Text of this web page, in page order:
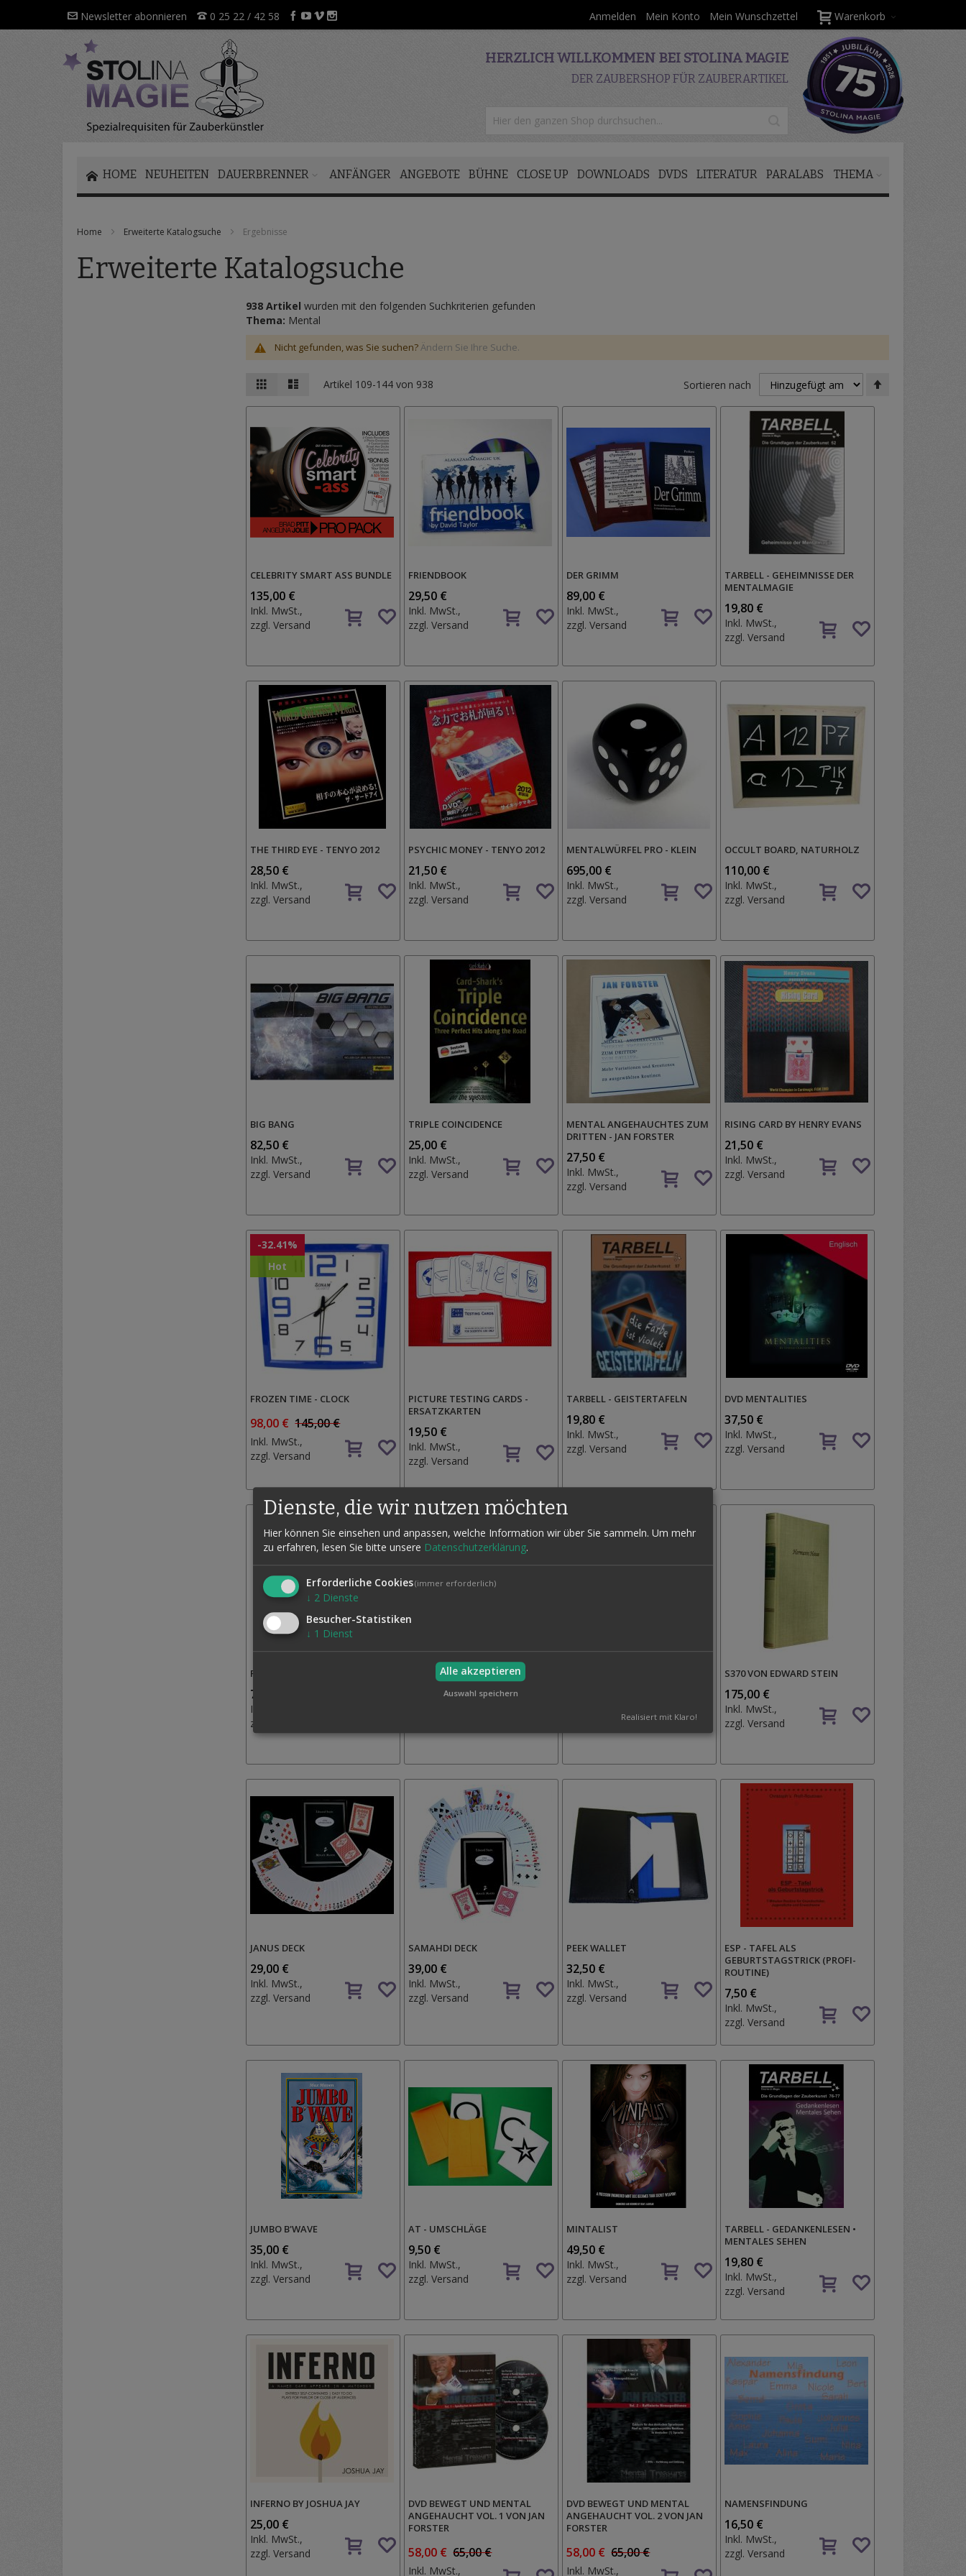
Direkt
Inhalt
Newsletter abonnieren 0 25 22 / 42 58 Warenkorb
Anmelden Mein Konto Mein Wunschzettel
HERZLICH WILLKOMMEN BEI STOLINA MAGIE
DER ZAUBERSHOP FÜR ZAUBERARTIKEL
HOME NEUHEITEN DAUERBRENNER ANFÄNGER ANGEBOTE BÜHNE CLOSE UP DOWNLOADS DVDS LITERATUR PARALABS THEMA
Home Erweiterte Katalogsuche Ergebnisse
Erweiterte Katalogsuche
938 Artikel wurden mit den folgenden Suchkriterien gefunden
Thema: Mental
Nicht gefunden, was Sie suchen?Ändern Sie Ihre Suche.
Ansicht
als
Raster Artikel 109-144 von 938 Sortieren nach
CELEBRITY SMART ASS BUNDLE
135,00 €
Inkl. MwSt.,
zzgl.Versand
Auf
den
Wunschzettel
FRIENDBOOK
29,50 €
Inkl. MwSt.,
zzgl.Versand
Auf
den
Wunschzettel
DER GRIMM
89,00 €
Inkl. MwSt.,
zzgl.Versand
Auf
den
Wunschzettel
TARBELL - GEHEIMNISSE DER
MENTALMAGIE
19,80 €
Inkl. MwSt.,
zzgl.Versand
Auf
den
THE THIRD EYE - TENYO 2012
28,50 €
Inkl. MwSt.,
zzgl.Versand
Auf
den
Wunschzettel
PSYCHIC MONEY - TENYO 2012
21,50 €
Inkl. MwSt.,
zzgl.Versand
Auf
den
Wunschzettel
MENTALWÜRFEL PRO - KLEIN
695,00 €
Inkl. MwSt.,
zzgl.Versand
Auf
den
Wunschzettel
OCCULT BOARD, NATURHOLZ
110,00 €
Inkl. MwSt.,
zzgl.Versand
Auf
den
BIG BANG
82,50 €
Inkl. MwSt.,
zzgl.Versand
Auf
den
Wunschzettel
TRIPLE COINCIDENCE
25,00 €
Inkl. MwSt.,
zzgl.Versand
Auf
den
Wunschzettel
MENTAL ANGEHAUCHTES ZUM
DRITTEN - JAN FORSTER
27,50 €
Inkl. MwSt.,
zzgl.Versand
Auf
den
RISING CARD BY HENRY EVANS
21,50 €
Inkl. MwSt.,
zzgl.Versand
Auf
den
-32.41%
Hot
FROZEN TIME - CLOCK
98,00 € 145,00 €
Inkl. MwSt.,
zzgl.Versand
Auf
den
Wunschzettel
PICTURE TESTING CARDS -
ERSATZKARTEN
19,50 €
Inkl. MwSt.,
zzgl.Versand
Auf
den
TARBELL - GEISTERTAFELN
19,80 €
Inkl. MwSt.,
zzgl.Versand
Auf
den
Wunschzettel
DVD MENTALITIES
37,50 €
Inkl. MwSt.,
zzgl.Versand
Auf
den
PSYCHOKINETIC BELL
75,00 €
Inkl. MwSt.,
zzgl.
Wunschzettel
SONNE, MOND UND STERNE
19,95 €
Wunschzettel
Versand
den
Wunschzettel
S370 VON EDWARD STEIN
175,00 €
Inkl. MwSt.,
zzgl.Versand
Auf
den
JANUS DECK
29,00 €
Inkl. MwSt.,
zzgl.Versand
Auf
den
Wunschzettel
SAMAHDI DECK
39,00 €
Inkl. MwSt.,
zzgl.Versand
Auf
den
Wunschzettel
PEEK WALLET
32,50 €
Inkl. MwSt.,
zzgl.Versand
Auf
den
Wunschzettel
ESP - TAFEL ALS
GEBURTSTAGSTRICK (PROFI-
ROUTINE)
7,50 €
Inkl. MwSt.,
zzgl.Versand
Auf
den
JUMBO B'WAVE
35,00 €
Inkl. MwSt.,
zzgl.Versand
Auf
den
Wunschzettel
AT - UMSCHLÄGE
9,50 €
Inkl. MwSt.,
zzgl.Versand
Auf
den
Wunschzettel
MINTALIST
49,50 €
Inkl. MwSt.,
zzgl.Versand
Auf
den
Wunschzettel
TARBELL - GEDANKENLESEN •
MENTALES SEHEN
19,80 €
Inkl. MwSt.,
zzgl.Versand
Auf
den
INFERNO BY JOSHUA JAY
25,00 €
Inkl. MwSt.,
zzgl.Versand
Auf
den
Wunschzettel
DVD BEWEGT UND MENTAL
ANGEHAUCHT VOL. 1 VON JAN
FORSTER
58,00 € 65,00 €
Inkl. MwSt.,
Auf
DVD BEWEGT UND MENTAL
ANGEHAUCHT VOL. 2 VON JAN
FORSTER
58,00 € 65,00 €
Inkl. MwSt.,
Auf
NAMENSFINDUNG
16,50 €
Inkl. MwSt.,
zzgl.Versand
Auf
den
Dienste, die wir nutzen möchten
Hier können Sie einsehen und anpassen, welche Information wir über Sie sammeln. Um mehr
zu erfahren, lesen Sie bitte unsere Datenschutzerklärung.
Erforderliche Cookies(immer erforderlich)
↓ 2 Dienste
Besucher-Statistiken
↓ 1 Dienst
Alle akzeptieren
Auswahl speichern
Realisiert mit Klaro!